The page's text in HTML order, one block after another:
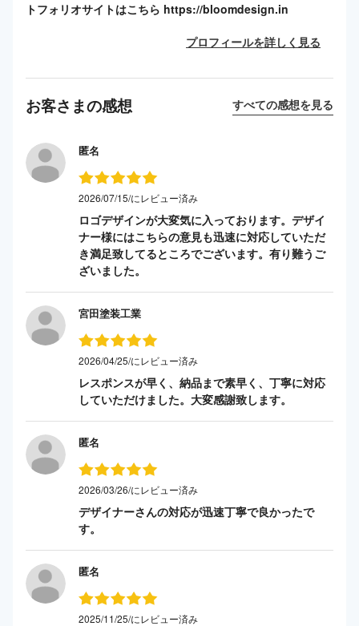
トフォリオサイトはこちら https://bloomdesign.in
プロフィールを詳しく見る
お客さまの感想 すべての感想を見る
匿名
2026/07/15/にレビュー済み
ロゴデザインが大変気に入っております。デザイ
ナー様にはこちらの意見も迅速に対応していただ
き満足致してるところでございます。有り難うご
ざいました。
宮田塗装工業
2026/04/25/にレビュー済み
レスポンスが早く、納品まで素早く、丁寧に対応
していただけました。大変感謝致します。
匿名
2026/03/26/にレビュー済み
デザイナーさんの対応が迅速丁寧で良かったで
す。
匿名
2025/11/25/にレビュー済み